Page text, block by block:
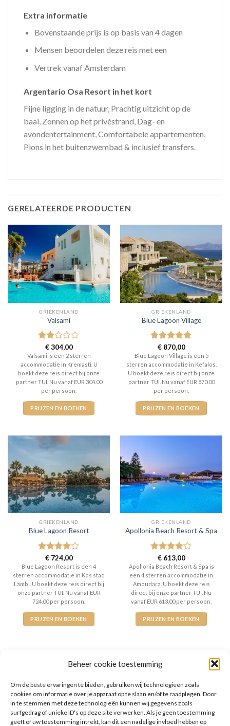
Beheer cookie toestemming
Om de beste ervaringen te bieden, gebruiken wij technologieën zoals
cookies om informatie over je apparaat op te slaan en/of te raadplegen. Door
in te stemmen met deze technologieën kunnen wij gegevens zoals
surfgedrag of unieke ID's op deze site verwerken. Als je geen toestemming
geeft of uw toestemming intrekt, kan dit een nadelige invloed hebben op
Extra informatie
Bovenstaande prijs is op basis van 4 dagen
Mensen beoordelen deze reis met een
Vertrek vanaf Amsterdam
Argentario Osa Resort in het kort
Fijne ligging in de natuur, Prachtig uitzicht op de
baai, Zonnen op het privéstrand, Dag- en
avondentertainment, Comfortabele appartementen,
Plons in het buitenzwembad & inclusief transfers.
GERELATEERDE PRODUCTEN
GRIEKENLAND
Valsami
Gewaardeerd
2uit
5
€304,00
Valsami is een 2 sterren
accommodatie in Kremasti. U
boekt deze reis direct bij onze
partner TUI. Nu vanaf EUR 304.00
per persoon.
PRIJZEN EN BOEKEN
GRIEKENLAND
Blue Lagoon Village
Gewaardeerd
5uit 5
€870,00
Blue Lagoon Village is een 5
sterren accommodatie in Kefalos.
U boekt deze reis direct bij onze
partner TUI. Nu vanaf EUR 870.00
per persoon.
PRIJZEN EN BOEKEN
GRIEKENLAND
Blue Lagoon Resort
Gewaardeerd
4uit 5
€724,00
Blue Lagoon Resort is een 4
sterren accommodatie in Kos stad
Lambi. U boekt deze reis direct bij
onze partner TUI. Nu vanaf EUR
724.00 per persoon.
PRIJZEN EN BOEKEN
GRIEKENLAND
Apollonia Beach Resort & Spa
Gewaardeerd
4 uit 5
€613,00
Apollonia Beach Resort & Spa is
een 4 sterren accommodatie in
Amoudara. U boekt deze reis
direct bij onze partner TUI. Nu
vanaf EUR 613.00 per persoon.
PRIJZEN EN BOEKEN
WAT ZE OVER ONS ZEGGEN